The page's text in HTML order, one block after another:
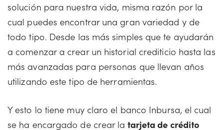
solución para nuestra vida, misma razón por la
cual puedes encontrar una gran variedad y de
todo tipo. Desde las más simples que te ayudarán
a comenzar a crear un historial crediticio hasta las
más avanzadas para personas que llevan años
utilizando este tipo de herramientas.
Y esto lo tiene muy claro el banco Inbursa, el cual
se ha encargado de crear la tarjeta de crédito